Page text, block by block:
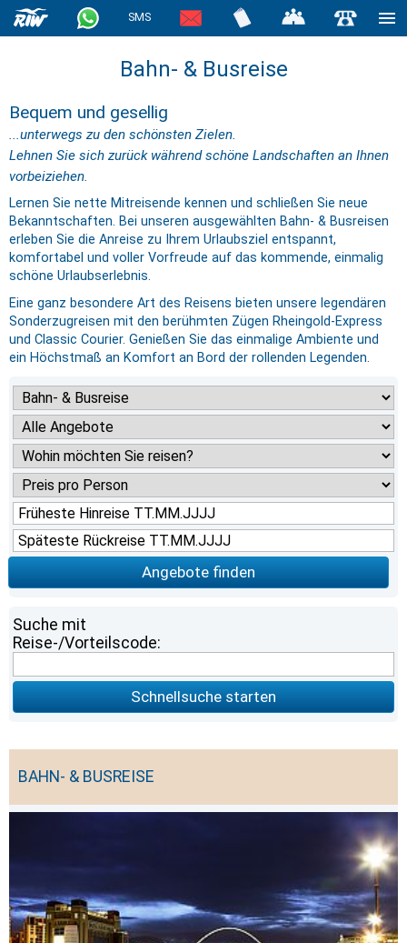
SMS
Bahn- & Busreise
Bequem und gesellig
...unterwegs zu den schönsten Zielen.
Lehnen Sie sich zurück während schöne Landschaften an Ihnen
vorbeiziehen.
Lernen Sie nette Mitreisende kennen und schließen Sie neue
Bekanntschaften. Bei unseren ausgewählten Bahn- & Busreisen
erleben Sie die Anreise zu Ihrem Urlaubsziel entspannt,
komfortabel und voller Vorfreude auf das kommende, einmalig
schöne Urlaubserlebnis.
Eine ganz besondere Art des Reisens bieten unsere legendären
Sonderzugreisen mit den berühmten Zügen Rheingold-Express
und Classic Courier. Genießen Sie das einmalige Ambiente und
ein Höchstmaß an Komfort an Bord der rollenden Legenden.
Angebote finden
Suche mit
Reise-/Vorteilscode:
Schnellsuche starten
BAHN- & BUSREISE